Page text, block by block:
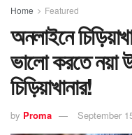
Home Featured
অনলাইনে
ভালো করতে
চিড়িয়াখানার!
by Proma September